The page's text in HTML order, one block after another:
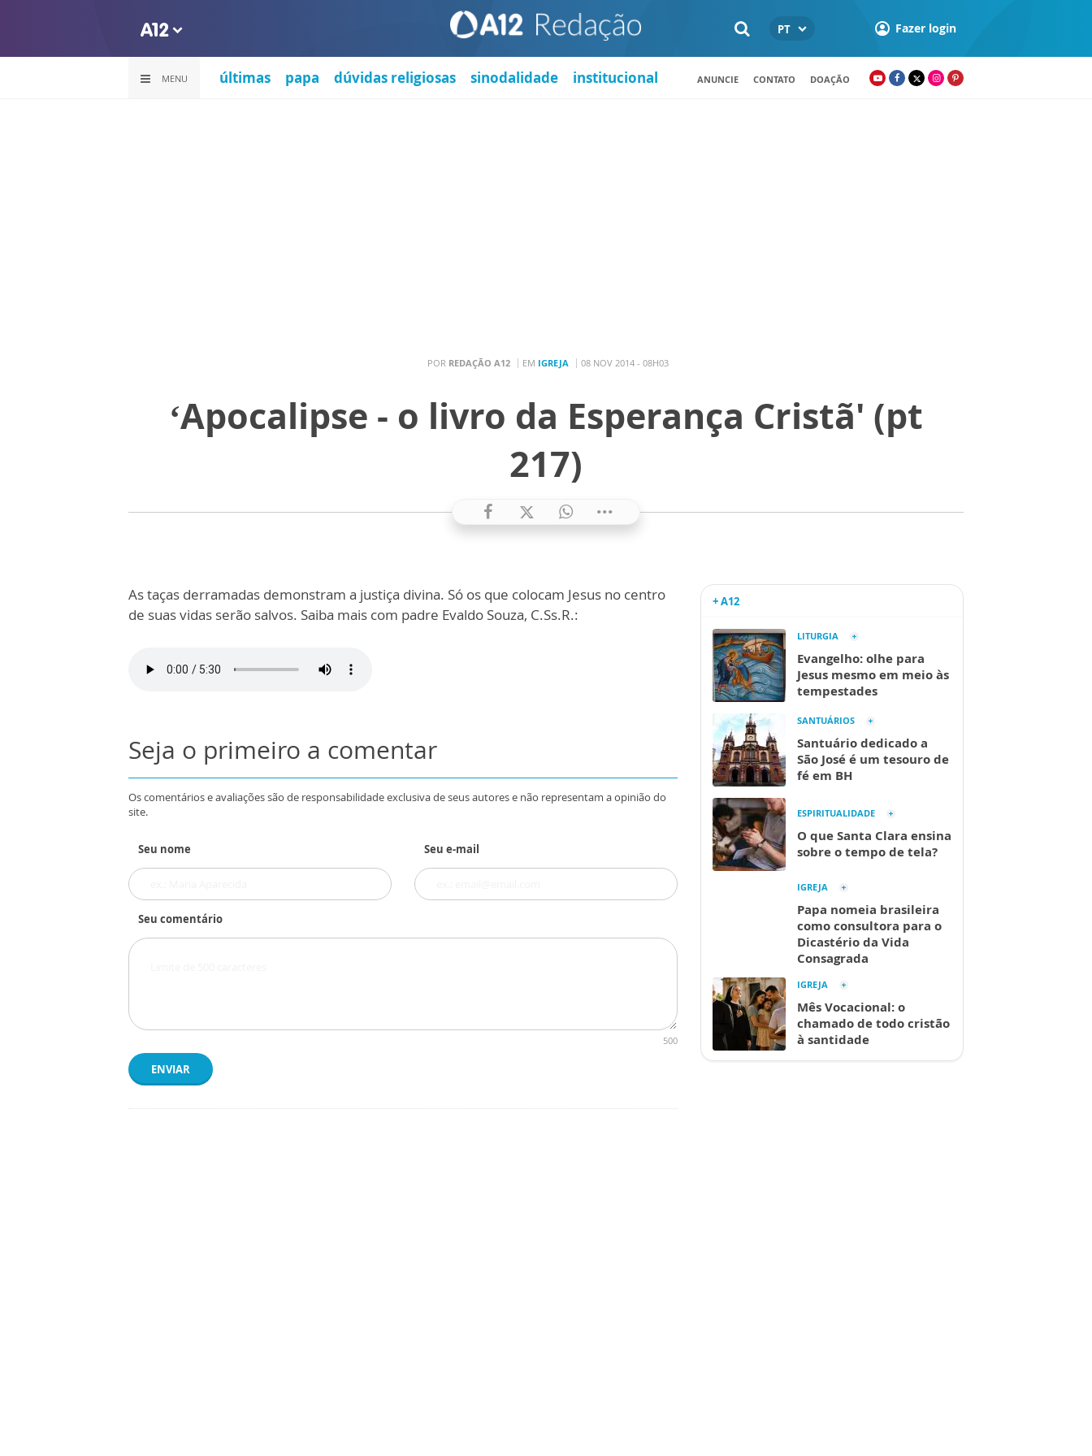
PT Fazer login
MENU últimas papa dúvidas religiosas sinodalidade institucional ANUNCIE CONTATO DOAÇÃO
POR REDAÇÃO A12 EM IGREJA 08 NOV 2014 - 08H03
‘Apocalipse - o livro da Esperança Cristã' (pt
217)
As taças derramadas demonstram a justiça divina. Só os que colocam Jesus no centro
de suas vidas serão salvos. Saiba mais com padre Evaldo Souza, C.Ss.R.:
Seja o primeiro a comentar
Os comentários e avaliações são de responsabilidade exclusiva de seus autores e não representam a opinião do
site.
Seu nome Seu e-mail
Seu comentário
500
ENVIAR
+ A12
LITURGIA
Evangelho: olhe para
Jesus mesmo em meio às
tempestades
SANTUÁRIOS
Santuário dedicado a
São José é um tesouro de
fé em BH
ESPIRITUALIDADE
O que Santa Clara ensina
sobre o tempo de tela?
IGREJA
Papa nomeia brasileira
como consultora para o
Dicastério da Vida
Consagrada
IGREJA
Mês Vocacional: o
chamado de todo cristão
à santidade